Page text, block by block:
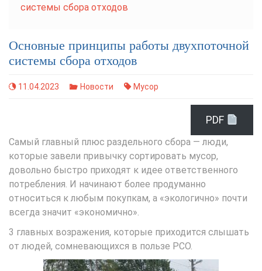
системы сбора отходов
Основные принципы работы двухпоточной
системы сбора отходов
11.04.2023 Новости Мусор
PDF
Самый главный плюс раздельного сбора — люди,
которые завели привычку сортировать мусор,
довольно быстро приходят к идее ответственного
потребления. И начинают более продуманно
относиться к любым покупкам, а «экологично» почти
всегда значит «экономично».
3 главных возражения, которые приходится слышать
от людей, сомневающихся в пользе РСО.